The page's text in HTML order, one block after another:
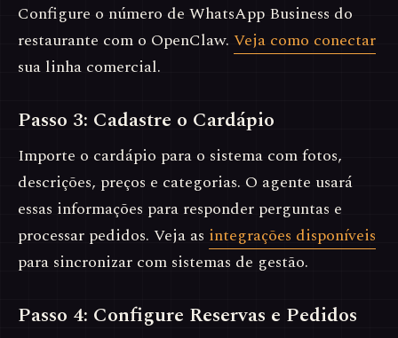
Configure o número de WhatsApp Business do
restaurante com o OpenClaw. Veja como conectar
sua linha comercial.
Passo 3: Cadastre o Cardápio
Importe o cardápio para o sistema com fotos,
descrições, preços e categorias. O agente usará
essas informações para responder perguntas e
processar pedidos. Veja as integrações disponíveis
para sincronizar com sistemas de gestão.
Passo 4: Configure Reservas e Pedidos